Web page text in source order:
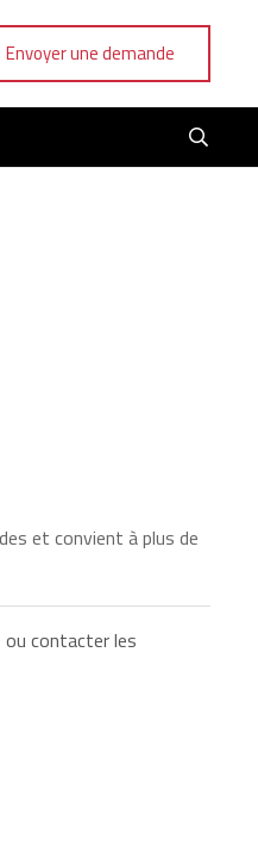
Envoyer une demande
et convient à plus de
ou contacter les